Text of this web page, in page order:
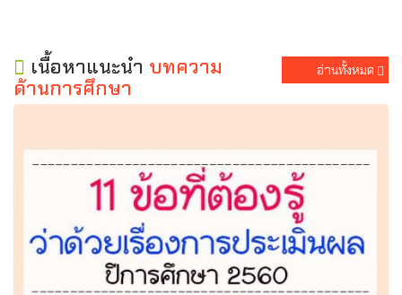
เนื้อหาแนะนำ บทความ
ด้านการศึกษา
อ่านทั้งหมด